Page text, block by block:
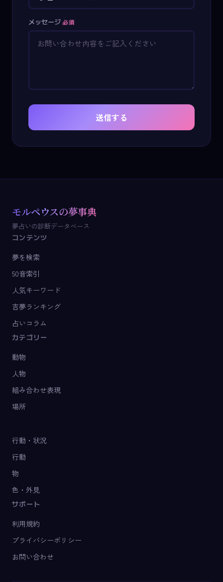
メッセージ 必須
送信する
モルペウスの夢事典
夢占いの診断データベース
コンテンツ
夢を検索
50音索引
人気キーワード
吉夢ランキング
占いコラム
カテゴリー
動物
人物
組み合わせ表現
場所
行動・状況
行動
物
色・外見
サポート
利用規約
プライバシーポリシー
お問い合わせ